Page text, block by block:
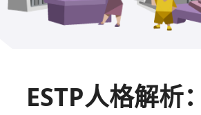
ESTP人格解析